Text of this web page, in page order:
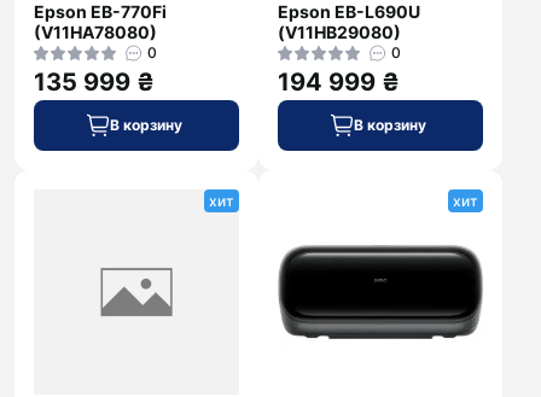
Epson EB-770Fi
(V11HA78080)
0
135 999 ₴
В корзину
Epson EB-L690U
(V11HB29080)
0
194 999 ₴
В корзину
хит хит